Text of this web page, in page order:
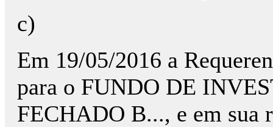
c)
Em 19/05/2016 a
para o FUNDO DE
FECHADO B..., e em sua